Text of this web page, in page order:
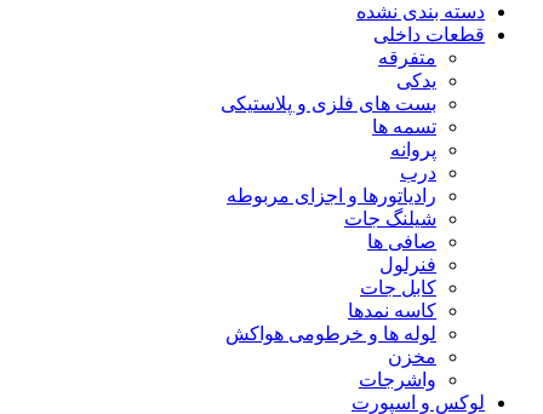
دسته بندی نشده
قطعات داخلی
متفرقه
یدکی
بست های فلزی و پلاستیکی
تسمه ها
پروانه
درب
رادیاتورها و اجزای مربوطه
شیلنگ جات
صافی ها
فنرلول
کابل جات
کاسه نمدها
لوله ها و خرطومی هواکش
مخزن
واشرجات
لوکس و اسپورت